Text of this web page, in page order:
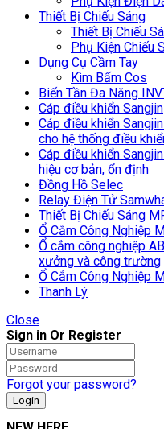
Thiết Bị Chiếu Sáng
Thiết Bị Chiếu
Phụ Kiện Chiếu
Dụng Cụ Cầm Tay
Kìm Bấm Cos
Biến Tần Đa Năng
Cáp điều khiển Sangjin
Cáp điều khiển
cho hệ thống điều
Cáp điều khiển
hiệu cơ bản, ổn định
Đồng Hồ Selec
Relay Điện Tử
Thiết Bị Chiếu Sáng
Ổ Cắm Công Nghiệp
Ổ cắm công nghiệp
xưởng và công trường
Ổ Cắm Công Nghiệp
Thanh Lý
Close
Sign in Or Register
Forgot your password?